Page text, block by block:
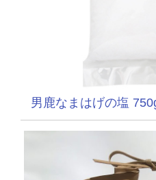
男鹿なまはげの塩